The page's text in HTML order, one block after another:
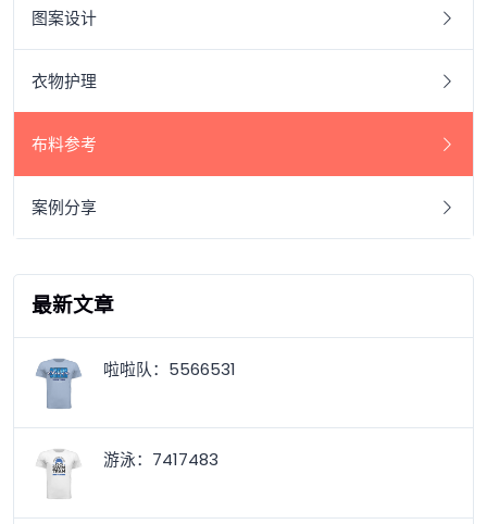
图案设计
衣物护理
布料参考
案例分享
最新文章
啦啦队：5566531
游泳：7417483